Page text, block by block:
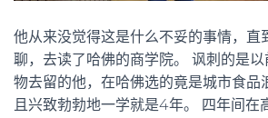
他从来没觉得这是什么不妥的事情，直
聊，去读了哈佛的商学院。 讽刺的是
物去留的他，在哈佛选的竟是城市食品
且兴致勃勃地一学就是4年。 四年间在